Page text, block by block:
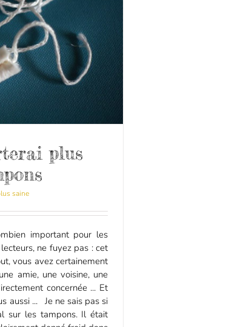
plus
saine
important pour les
ne fuyez pas : cet
vous avez certainement
amie, une voisine, une
concernée ... Et
aussi ... Je ne sais pas si
sur les tampons. Il était